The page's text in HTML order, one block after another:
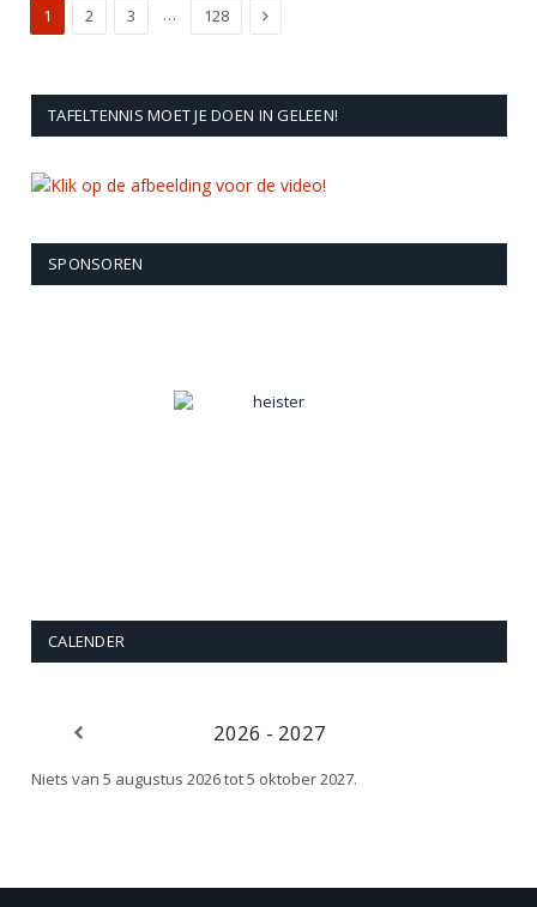
1 2 3 … 128 Next
TAFELTENNIS MOET JE DOEN IN GELEEN!
SPONSOREN
CALENDER
2026 - 2027
Niets van 5 augustus 2026 tot 5 oktober 2027.